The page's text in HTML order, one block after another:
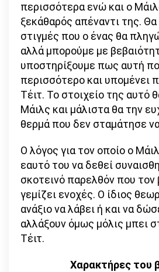
περισσότερα ενώ και ο
ξεκάθαρός απέναντι της.
στιγμές που ο ένας θα
αλλά μπορούμε με
υποστηρίξουμε πως αυτή
περισσότερο και υπομένει
Τέιτ. Το στοιχείο της αυτό
Μάιλς και μάλιστα θα την
θερμά που δεν σταμάτησε
Ο λόγος για τον οποίο ο
εαυτό του να δεθεί
σκοτεινό παρελθόν που τον
γεμίζει ενοχές. Ο ίδιος
ανάξιο να λάβει ή και να
αλλάξουν όμως μόλις μπει
Τέιτ.
Χαρακτήρες του